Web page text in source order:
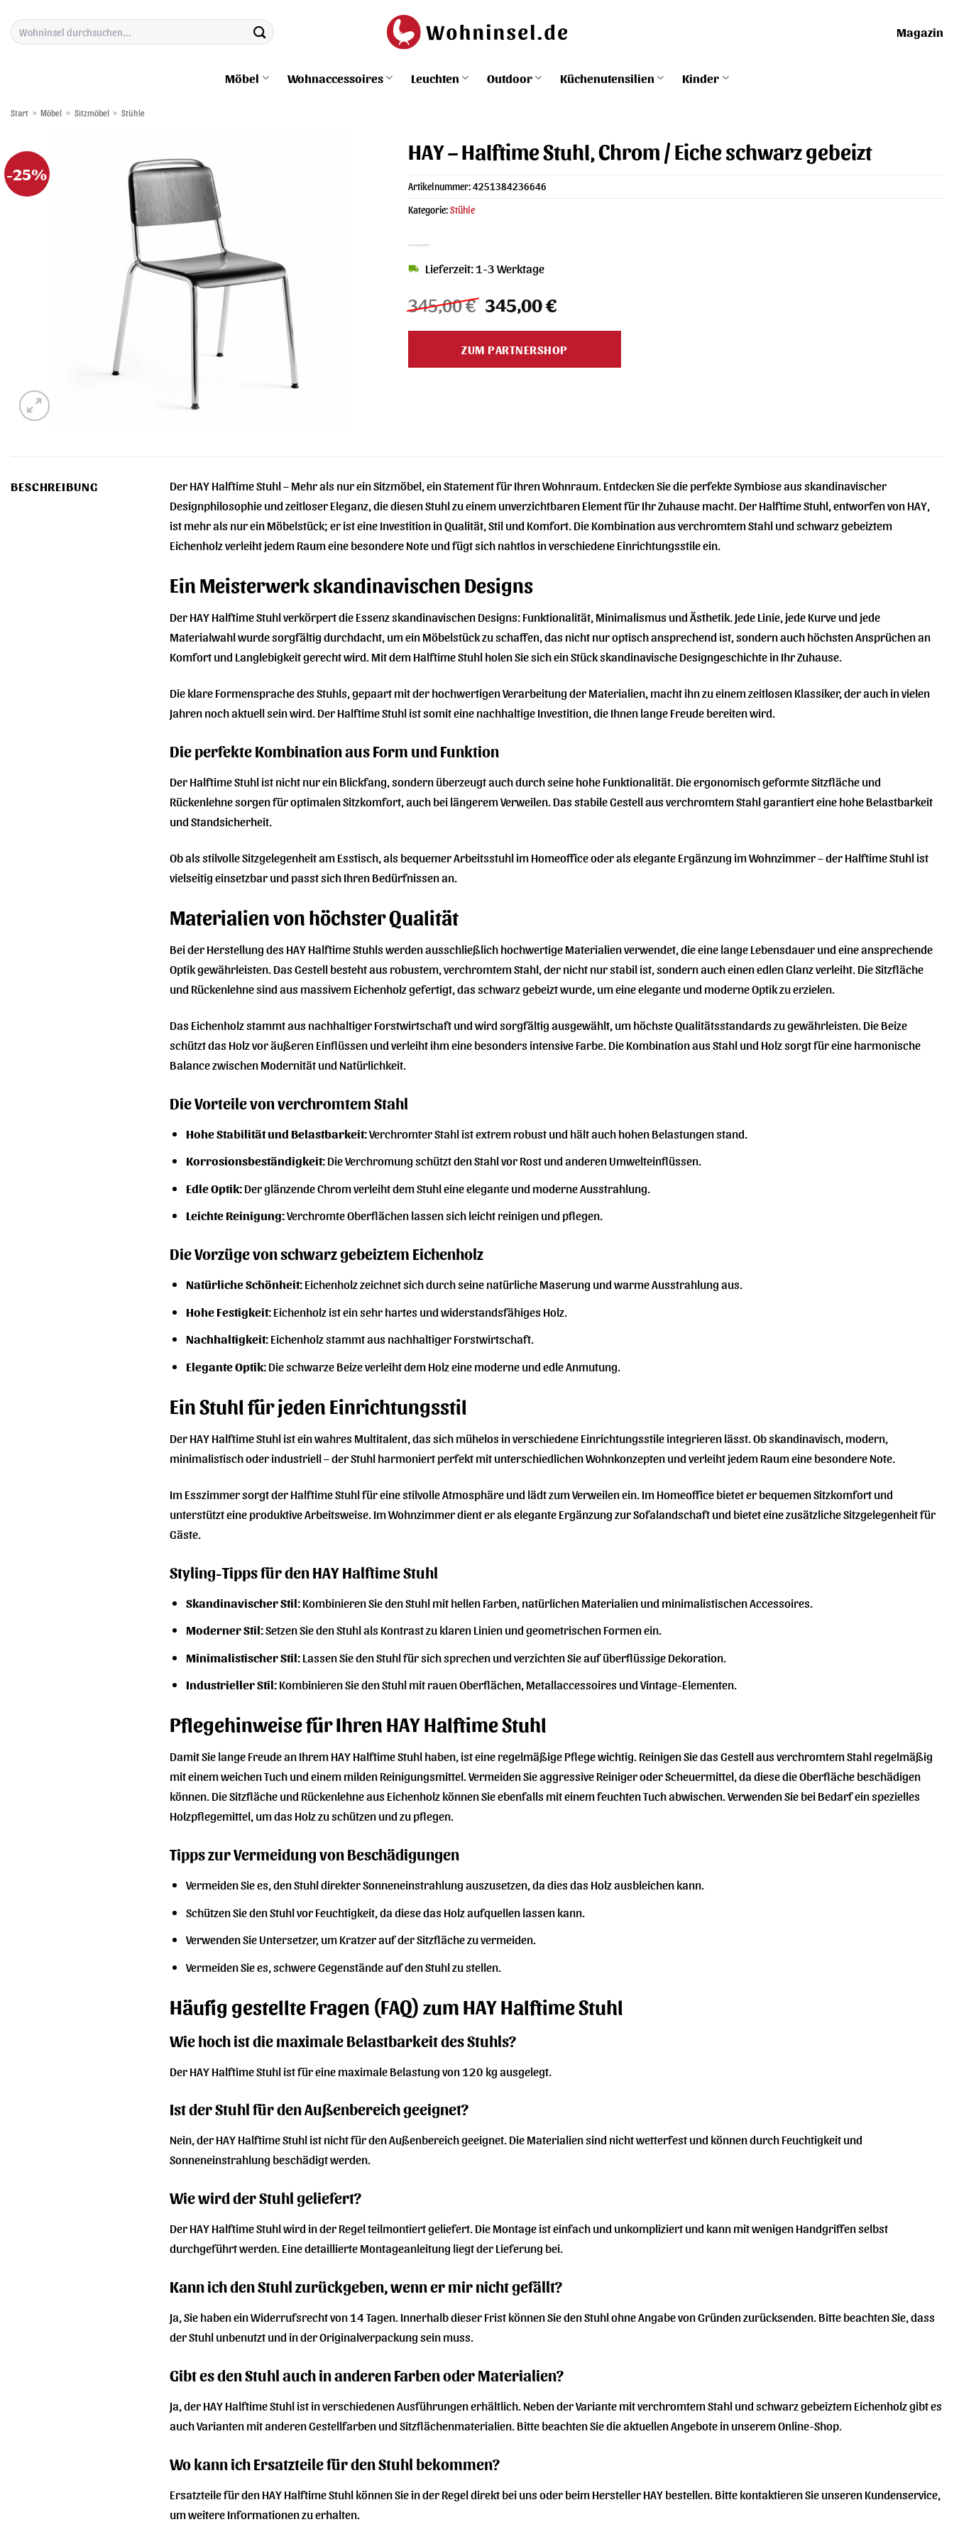
Inhalt
springen
Suchen
nach:
Magazin
Möbel Wohnaccessoires Leuchten Outdoor Küchenutensilien Kinder
Start » Möbel » Sitzmöbel » Stühle
-25%
HAY – Halftime Stuhl, Chrom / Eiche schwarz gebeizt
345,00€ Ursprünglicher
Preis
345,00 €
345,00€Aktueller
345,00 €.
Lieferzeit: 1-3 Werktage
ZUM PARTNERSHOP
Artikelnummer:4251384236646
Kategorie:Stühle
BESCHREIBUNG
Der HAY Halftime Stuhl – Mehr als nur ein Sitzmöbel, ein Statement für Ihren Wohnraum. Entdecken Sie die perfekte Symbiose aus skandinavischer
Designphilosophie und zeitloser Eleganz, die diesen Stuhl zu einem unverzichtbaren Element für Ihr Zuhause macht. Der Halftime Stuhl, entworfen von HAY,
ist mehr als nur ein Möbelstück; er ist eine Investition in Qualität, Stil und Komfort. Die Kombination aus verchromtem Stahl und schwarz gebeiztem
Eichenholz verleiht jedem Raum eine besondere Note und fügt sich nahtlos in verschiedene Einrichtungsstile ein.
Ein Meisterwerk skandinavischen Designs
Der HAY Halftime Stuhl verkörpert die Essenz skandinavischen Designs: Funktionalität, Minimalismus und Ästhetik. Jede Linie, jede Kurve und jede
Materialwahl wurde sorgfältig durchdacht, um ein Möbelstück zu schaffen, das nicht nur optisch ansprechend ist, sondern auch höchsten Ansprüchen an
Komfort und Langlebigkeit gerecht wird. Mit dem Halftime Stuhl holen Sie sich ein Stück skandinavische Designgeschichte in Ihr Zuhause.
Die klare Formensprache des Stuhls, gepaart mit der hochwertigen Verarbeitung der Materialien, macht ihn zu einem zeitlosen Klassiker, der auch in vielen
Jahren noch aktuell sein wird. Der Halftime Stuhl ist somit eine nachhaltige Investition, die Ihnen lange Freude bereiten wird.
Die perfekte Kombination aus Form und Funktion
Der Halftime Stuhl ist nicht nur ein Blickfang, sondern überzeugt auch durch seine hohe Funktionalität. Die ergonomisch geformte Sitzfläche und
Rückenlehne sorgen für optimalen Sitzkomfort, auch bei längerem Verweilen. Das stabile Gestell aus verchromtem Stahl garantiert eine hohe Belastbarkeit
und Standsicherheit.
Ob als stilvolle Sitzgelegenheit am Esstisch, als bequemer Arbeitsstuhl im Homeoffice oder als elegante Ergänzung im Wohnzimmer – der Halftime Stuhl ist
vielseitig einsetzbar und passt sich Ihren Bedürfnissen an.
Materialien von höchster Qualität
Bei der Herstellung des HAY Halftime Stuhls werden ausschließlich hochwertige Materialien verwendet, die eine lange Lebensdauer und eine ansprechende
Optik gewährleisten. Das Gestell besteht aus robustem, verchromtem Stahl, der nicht nur stabil ist, sondern auch einen edlen Glanz verleiht. Die Sitzfläche
und Rückenlehne sind aus massivem Eichenholz gefertigt, das schwarz gebeizt wurde, um eine elegante und moderne Optik zu erzielen.
Das Eichenholz stammt aus nachhaltiger Forstwirtschaft und wird sorgfältig ausgewählt, um höchste Qualitätsstandards zu gewährleisten. Die Beize
schützt das Holz vor äußeren Einflüssen und verleiht ihm eine besonders intensive Farbe. Die Kombination aus Stahl und Holz sorgt für eine harmonische
Balance zwischen Modernität und Natürlichkeit.
Die Vorteile von verchromtem Stahl
Hohe Stabilität und Belastbarkeit:Verchromter Stahl ist extrem robust und hält auch hohen Belastungen stand.
Korrosionsbeständigkeit:Die Verchromung schützt den Stahl vor Rost und anderen Umwelteinflüssen.
Edle Optik:Der glänzende Chrom verleiht dem Stuhl eine elegante und moderne Ausstrahlung.
Leichte Reinigung:Verchromte Oberflächen lassen sich leicht reinigen und pflegen.
Die Vorzüge von schwarz gebeiztem Eichenholz
Natürliche Schönheit:Eichenholz zeichnet sich durch seine natürliche Maserung und warme Ausstrahlung aus.
Hohe Festigkeit:Eichenholz ist ein sehr hartes und widerstandsfähiges Holz.
Nachhaltigkeit:Eichenholz stammt aus nachhaltiger Forstwirtschaft.
Elegante Optik:Die schwarze Beize verleiht dem Holz eine moderne und edle Anmutung.
Ein Stuhl für jeden Einrichtungsstil
Der HAY Halftime Stuhl ist ein wahres Multitalent, das sich mühelos in verschiedene Einrichtungsstile integrieren lässt. Ob skandinavisch, modern,
minimalistisch oder industriell – der Stuhl harmoniert perfekt mit unterschiedlichen Wohnkonzepten und verleiht jedem Raum eine besondere Note.
Im Esszimmer sorgt der Halftime Stuhl für eine stilvolle Atmosphäre und lädt zum Verweilen ein. Im Homeoffice bietet er bequemen Sitzkomfort und
unterstützt eine produktive Arbeitsweise. Im Wohnzimmer dient er als elegante Ergänzung zur Sofalandschaft und bietet eine zusätzliche Sitzgelegenheit für
Gäste.
Styling-Tipps für den HAY Halftime Stuhl
Skandinavischer Stil:Kombinieren Sie den Stuhl mit hellen Farben, natürlichen Materialien und minimalistischen Accessoires.
Moderner Stil:Setzen Sie den Stuhl als Kontrast zu klaren Linien und geometrischen Formen ein.
Minimalistischer Stil:Lassen Sie den Stuhl für sich sprechen und verzichten Sie auf überflüssige Dekoration.
Industrieller Stil:Kombinieren Sie den Stuhl mit rauen Oberflächen, Metallaccessoires und Vintage-Elementen.
Pflegehinweise für Ihren HAY Halftime Stuhl
Damit Sie lange Freude an Ihrem HAY Halftime Stuhl haben, ist eine regelmäßige Pflege wichtig. Reinigen Sie das Gestell aus verchromtem Stahl regelmäßig
mit einem weichen Tuch und einem milden Reinigungsmittel. Vermeiden Sie aggressive Reiniger oder Scheuermittel, da diese die Oberfläche beschädigen
können. Die Sitzfläche und Rückenlehne aus Eichenholz können Sie ebenfalls mit einem feuchten Tuch abwischen. Verwenden Sie bei Bedarf ein spezielles
Holzpflegemittel, um das Holz zu schützen und zu pflegen.
Tipps zur Vermeidung von Beschädigungen
Vermeiden Sie es, den Stuhl direkter Sonneneinstrahlung auszusetzen, da dies das Holz ausbleichen kann.
Schützen Sie den Stuhl vor Feuchtigkeit, da diese das Holz aufquellen lassen kann.
Verwenden Sie Untersetzer, um Kratzer auf der Sitzfläche zu vermeiden.
Vermeiden Sie es, schwere Gegenstände auf den Stuhl zu stellen.
Häufig gestellte Fragen (FAQ) zum HAY Halftime Stuhl
Wie hoch ist die maximale Belastbarkeit des Stuhls?
Der HAY Halftime Stuhl ist für eine maximale Belastung von 120 kg ausgelegt.
Ist der Stuhl für den Außenbereich geeignet?
Nein, der HAY Halftime Stuhl ist nicht für den Außenbereich geeignet. Die Materialien sind nicht wetterfest und können durch Feuchtigkeit und
Sonneneinstrahlung beschädigt werden.
Wie wird der Stuhl geliefert?
Der HAY Halftime Stuhl wird in der Regel teilmontiert geliefert. Die Montage ist einfach und unkompliziert und kann mit wenigen Handgriffen selbst
durchgeführt werden. Eine detaillierte Montageanleitung liegt der Lieferung bei.
Kann ich den Stuhl zurückgeben, wenn er mir nicht gefällt?
Ja, Sie haben ein Widerrufsrecht von 14 Tagen. Innerhalb dieser Frist können Sie den Stuhl ohne Angabe von Gründen zurücksenden. Bitte beachten Sie, dass
der Stuhl unbenutzt und in der Originalverpackung sein muss.
Gibt es den Stuhl auch in anderen Farben oder Materialien?
Ja, der HAY Halftime Stuhl ist in verschiedenen Ausführungen erhältlich. Neben der Variante mit verchromtem Stahl und schwarz gebeiztem Eichenholz gibt es
auch Varianten mit anderen Gestellfarben und Sitzflächenmaterialien. Bitte beachten Sie die aktuellen Angebote in unserem Online-Shop.
Wo kann ich Ersatzteile für den Stuhl bekommen?
Ersatzteile für den HAY Halftime Stuhl können Sie in der Regel direkt bei uns oder beim Hersteller HAY bestellen. Bitte kontaktieren Sie unseren Kundenservice,
um weitere Informationen zu erhalten.